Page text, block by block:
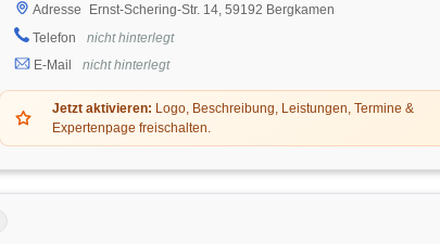
Adresse
Ernst-Schering-Str. 14, 59192 Bergkamen
Telefon
nicht hinterlegt
E-Mail
nicht hinterlegt
Jetzt aktivieren: Logo, Beschreibung, Leistungen, Termine &
Expertenpage freischalten.